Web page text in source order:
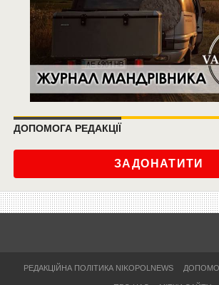
ДОПОМОГА РЕДАКЦІЇ
ЗАДОНАТИТИ
РЕДАКЦІЙНА ПОЛІТИКА NIKOPOLNEWS